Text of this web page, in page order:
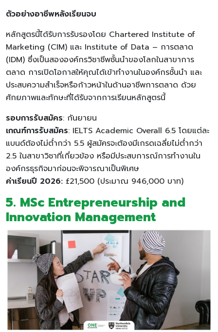
ตัวอย่างอาชีพหลังเรียนจบ
หลักสูตรนี้ได้รับการรับรองโดย Chartered Institute of
Marketing (CIM) และ Institute of Data – การตลาด
(IDM) ซึ่งเป็นสององค์กรวิชาชีพชั้นนำของโลกในสาขาการ
ตลาด การเปิดโอกาสให้คุณได้เข้าทำงานในองค์กรชั้นนำ และ
ประสบความสำเร็จหรือก้าวหน้าในด้านอาชีพการตลาด ด้วย
ศักยภาพและทักษะที่ได้รับจากการเรียนหลักสูตรนี้
รอบการรับสมัคร: กันยายน
เกณฑ์การรับสมัคร: IELTS Academic Overall 6.5 โดยแต่ละ
แบนด์ต้องไม่ต่ำกว่า 5.5 ผู้สมัครจะต้องมีเกรดเฉลี่ยไม่ต่ำกว่า
2.5 ในสาขาวิชาที่เกี่ยวข้อง หรือมีประสบการณ์การทำงานใน
องค์กรธุรกิจมาก่อนจะพิจารณาเป็นพิเศษ
ค่าเรียนปี 2026: £21,500 (ประมาณ 946,000 บาท)
5. MSc Entrepreneurship and
Innovation Management